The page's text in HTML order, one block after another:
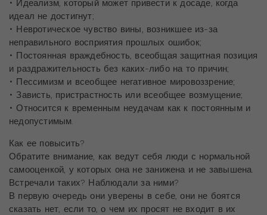
• Идеализм, который может привести к досаде, когда
идеал не достигнут;
• Невротическое чувство вины, возникшее из-за
неправильного восприятия прошлых ошибок;
• Постоянная враждебность, всеобщая защитная позиция
и раздражительность без каких-либо на то причин;
• Пессимизм и всеобщее негативное мировоззрение;
• Зависть, пристрастность или всеобщее возмущение;
• Относится к временным неудачам как к постоянным и
недопустимым.
Как ее повысить?
Обратите внимание, как ведут себя люди с нормальной
самооценкой, у которых она не занижена и не завышена.
Встречали таких? Наблюдали за ними?
В первую очередь они уверены в себе, они не боятся
сказать нет, если то, о чем их просят не входит в их